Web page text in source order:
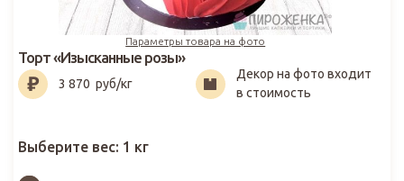
Параметры товара на фото
3 870₽
Торт «Изысканные розы»
3 870 руб/кг
Декор на фото входит
в стоимость
Выберите вес: 1 кг